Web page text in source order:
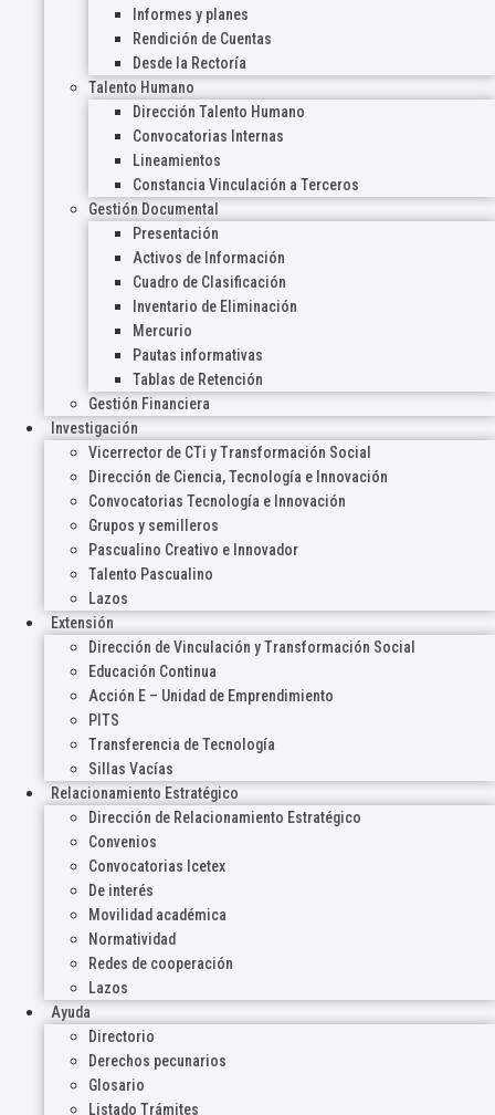
Informes y planes
Rendición de Cuentas
Desde la Rectoría
Talento Humano
Dirección Talento Humano
Convocatorias Internas
Lineamientos
Constancia Vinculación a Terceros
Gestión Documental
Presentación
Activos de Información
Cuadro de Clasificación
Inventario de Eliminación
Mercurio
Pautas informativas
Tablas de Retención
Gestión Financiera
Investigación
Vicerrector de CTi y Transformación Social
Dirección de Ciencia, Tecnología e Innovación
Convocatorias Tecnología e Innovación
Grupos y semilleros
Pascualino Creativo e Innovador
Talento Pascualino
Lazos
Extensión
Dirección de Vinculación y Transformación Social
Educación Continua
Acción E – Unidad de Emprendimiento
PITS
Transferencia de Tecnología
Sillas Vacías
Relacionamiento Estratégico
Dirección de Relacionamiento Estratégico
Convenios
Convocatorias Icetex
De interés
Movilidad académica
Normatividad
Redes de cooperación
Lazos
Ayuda
Directorio
Derechos pecunarios
Glosario
Listado Trámites